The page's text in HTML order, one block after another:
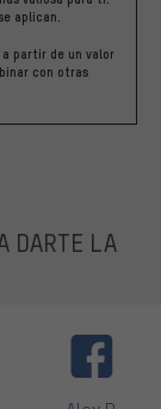
aplican.
partir de un valor
con otras
DARTE LA